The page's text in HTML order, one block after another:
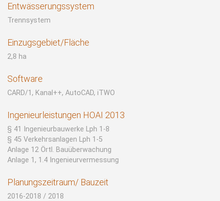
Entwässerungs­system
Trennsystem
Einzugsgebiet/Fläche
2,8 ha
Software
CARD/1, Kanal++, AutoCAD, iTWO
Ingenieurleistungen HOAI 2013
§ 41 Ingenieurbauwerke Lph 1-8
§ 45 Verkehrsanlagen Lph 1-5
Anlage 12 Örtl. Bauüberwachung
Anlage 1, 1.4 Ingenieurvermessung
Planungszeitraum/ Bauzeit
2016-2018 / 2018